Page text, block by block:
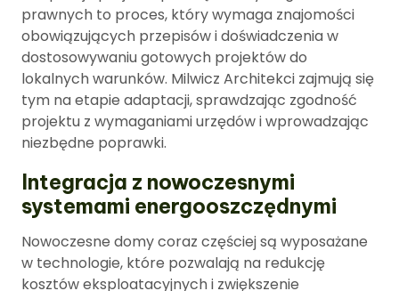
prawnych to proces, który wymaga znajomości
obowiązujących przepisów i doświadczenia w
dostosowywaniu gotowych projektów do
lokalnych warunków. Milwicz Architekci zajmują się
tym na etapie adaptacji, sprawdzając zgodność
projektu z wymaganiami urzędów i wprowadzając
niezbędne poprawki.
Integracja z nowoczesnymi
systemami energooszczędnymi
Nowoczesne domy coraz częściej są wyposażane
w technologie, które pozwalają na redukcję
kosztów eksploatacyjnych i zwiększenie